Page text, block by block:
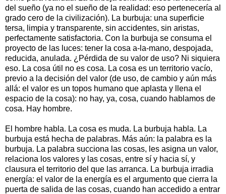
del sueño (ya no el sueño de la realidad: eso pertenecería al
grado cero de la civilización). La burbuja: una superficie
tersa, limpia y transparente, sin accidentes, sin aristas,
perfectamente satisfactoria. Con la burbuja se consuma el
proyecto de las luces: tener la cosa a-la-mano, despojada,
reducida, anulada. ¿Pérdida de su valor de uso? Ni siquiera
eso. La cosa útil no es cosa. La cosa es un territorio vacío,
previo a la decisión del valor (de uso, de cambio y aún más
allá: el valor es un topos humano que aplasta y llena el
espacio de la cosa): no hay, ya, cosa, cuando hablamos de
cosa. Hay hombre.
El hombre habla. La cosa es muda. La burbuja habla. La
burbuja está hecha de palabras. Más aún: la palabra es la
burbuja. La palabra succiona las cosas, les asigna un valor,
relaciona los valores y las cosas, entre sí y hacia sí, y
clausura el territorio del que las arranca. La burbuja irradia
energía: el valor de la energía es el argumento que cierra la
puerta de salida de las cosas, cuando han accedido a entrar